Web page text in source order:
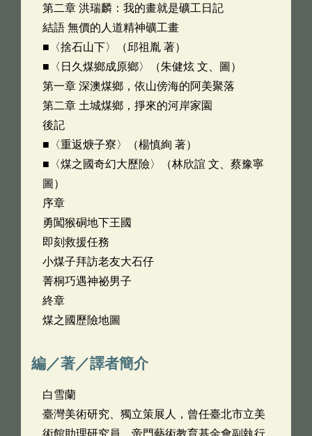
第二章 洪瑞麟：我的畫就是礦工日記
結語 無價的人道精神礦工畫
■〈捨石山下〉（邱祖胤 著）
■〈日久煤鄉成原鄉〉（朱健炫 文、圖）
第一章 深澳煤鄉，依山傍海的阿美聚落
第二章 土城煤鄉，掙來的河岸家園
後記
■〈重返焿子寮〉（楊慎絢 著）
■〈煤之國奇幻大歷險〉（林欣誼 文、蔡豫寧
圖）
序章
勇闖猴硐地下王國
即刻救援任務
小煤子拜訪老友大石仔
菁桐巧遇神祕男子
終章
煤之國歷險地圖
編／著／譯者簡介
白雪蘭
臺灣美術研究、獨立策展人，曾任臺北市立美